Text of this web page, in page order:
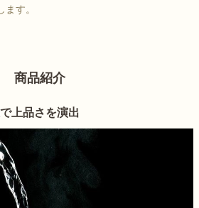
す。
商品紹介
上品さを演出